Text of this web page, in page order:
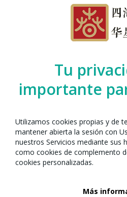
Tu
importante
Utilizamos cookies propias y de
mantener abierta la sesión con
nuestros Servicios mediante sus
como cookies de complemento
cookies personalizadas.
Más
Organizado por el Any
Barcelona junto con:
Fundación Instituto Confucio de